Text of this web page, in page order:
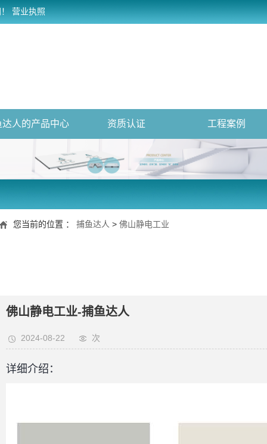
营业执照
达人的产品中心 资质认证 工程案例
您当前的位置 ： 捕鱼达人 > 佛山静电工业
佛山静电工业-捕鱼达人
2024-08-22 次
详细介绍：